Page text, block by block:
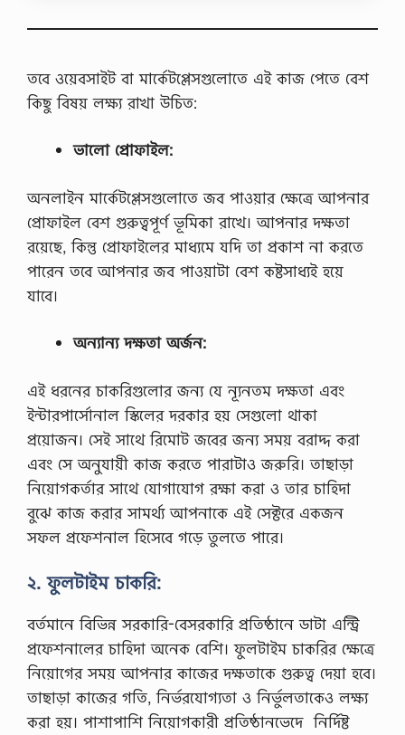
অ
দ
লি
,
তবে ওয়েবসাইট বা মার্কেটপ্লেসগুলোতে এই কাজ পেতে বেশ
কিছু বিষয় লক্ষ্য রাখা উচিত:
ভালো প্রোফাইল:
অনলাইন মার্কেটপ্লেসগুলোতে জব পাওয়ার ক্ষেত্রে আপনার
প্রোফাইল বেশ গুরুত্বপূর্ণ ভূমিকা রাখে। আপনার দক্ষতা
রয়েছে, কিন্তু প্রোফাইলের মাধ্যমে যদি তা প্রকাশ না করতে
পারেন তবে আপনার জব পাওয়াটা বেশ কষ্টসাধ্যই হয়ে
যাবে।
অন্যান্য দক্ষতা অর্জন:
এই ধরনের চাকরিগুলোর জন্য যে ন্যূনতম দক্ষতা এবং
ইন্টারপার্সোনাল স্কিলের দরকার হয় সেগুলো থাকা
প্রয়োজন। সেই সাথে রিমোট জবের জন্য সময় বরাদ্দ করা
এবং সে অনুযায়ী কাজ করতে পারাটাও জরুরি। তাছাড়া
নিয়োগকর্তার সাথে যোগাযোগ রক্ষা করা ও তার চাহিদা
বুঝে কাজ করার সামর্থ্য আপনাকে এই সেক্টরে একজন
সফল প্রফেশনাল হিসেবে গড়ে তুলতে পারে।
২. ফুলটাইম চাকরি:
বর্তমানে বিভিন্ন সরকারি-বেসরকারি প্রতিষ্ঠানে ডাটা এন্ট্রি
প্রফেশনালের চাহিদা অনেক বেশি। ফুলটাইম চাকরির ক্ষেত্রে
নিয়োগের সময় আপনার কাজের দক্ষতাকে গুরুত্ব দেয়া হবে।
তাছাড়া কাজের গতি, নির্ভরযোগ্যতা ও নির্ভুলতাকেও লক্ষ্য
করা হয়। পাশাপাশি নিয়োগকারী প্রতিষ্ঠানভেদে নির্দিষ্ট